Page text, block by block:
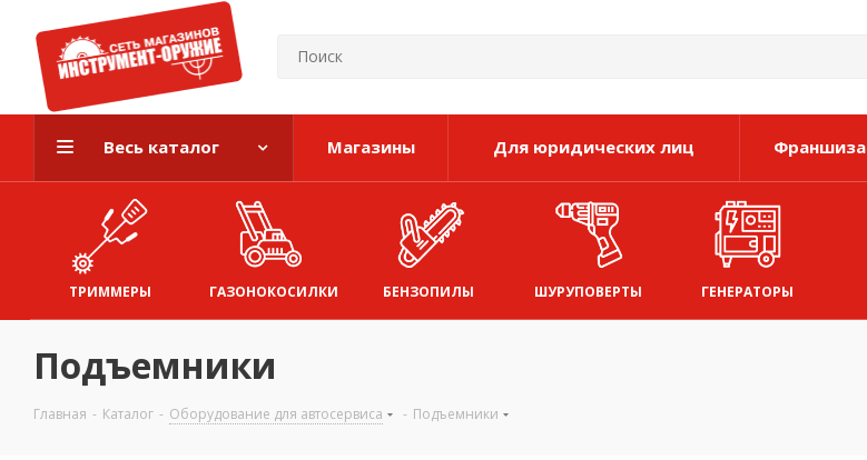
Весь каталог Магазины Для юридических лиц Франшиза
ТРИММЕРЫ ГАЗОНОКОСИЛКИ БЕНЗОПИЛЫ ШУРУПОВЕРТЫ ГЕНЕРАТОРЫ
Подъемники
Главная - Каталог - Оборудование для автосервиса - Подъемники